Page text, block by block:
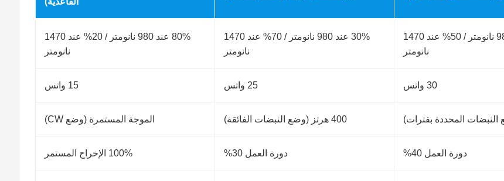
50% عند 980 نانومتر / 50% عند 1470
نانومتر
30% عند 980 نانومتر / 70% عند 1470
نانومتر
80% عند 980 نانومتر / 20% عند 1470
نانومتر
30 واتس 25 واتس 15 واتس
400 هرتز (وضع النبضات الفائقة) الموجة المستمرة (وضع CW)
دورة العمل 40% دورة العمل 30% 100% الإخراج المستمر